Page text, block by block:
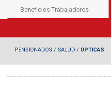
Beneficios Trabajadores
PENSIONADOS / SALUD / ÓPTICAS